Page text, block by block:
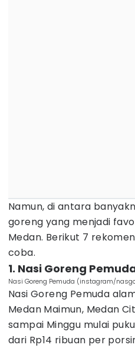
Namun, di antara
goreng yang menjadi
Medan. Berikut 7
coba.
1. Nasi Goreng
Nasi Goreng Pemuda (instagram/
Nasi Goreng Pemuda
Medan Maimun, Medan
sampai Minggu mulai
dari Rp14 ribuan per